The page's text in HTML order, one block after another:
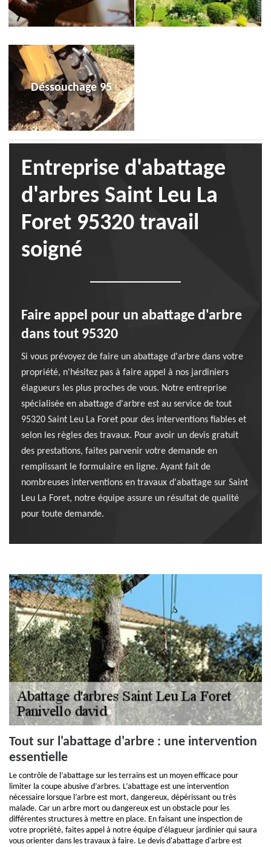
Déssouchage 95
Entreprise d'abattage
d'arbres Saint Leu La
Foret 95320 travail
soigné
Faire appel pour un abattage d'arbre
dans tout 95320
Si vous prévoyez de faire un abattage d'arbre dans votre
propriété, n'hésitez pas à faire appel à nos jardiniers
élagueurs les plus proches de vous. Notre entreprise
spécialisée en abattage d'arbre est au service de tout
95320 Saint Leu La Foret pour des interventions fiables et
selon les règles des travaux. Pour avoir un devis gratuit
des prestations, faites parvenir votre demande en
remplissant le formulaire en ligne. Ayant fait de
nombreuses interventions en travaux d'abattage sur Saint
Leu La Foret, notre équipe assure un résultat de qualité
pour toute demande.
Tout sur l'abattage d'arbre : une intervention
essentielle
Le contrôle de l’abattage sur les terrains est un moyen efficace pour
limiter la coupe abusive d’arbres. L’abattage est une intervention
nécessaire lorsque l’arbre est mort, dangereux, dépérissant ou très
malade. Car un arbre mort ou dangereux est un obstacle pour les
différentes structures à mettre en place. En faisant une inspection de
votre propriété, faites appel à notre équipe d'élagueur jardinier qui saura
vous orienter dans les travaux à faire. Le devis d'abattage d'arbre est